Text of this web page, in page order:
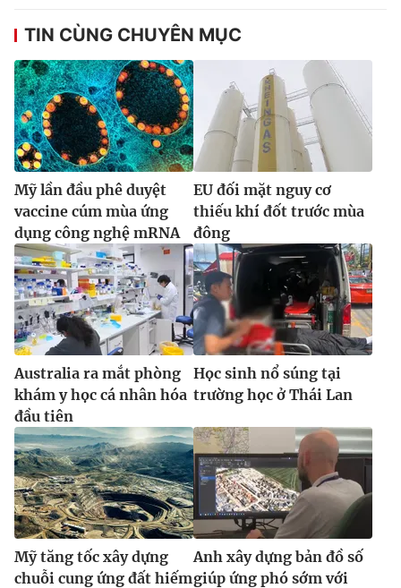
TIN CÙNG CHUYÊN MỤC
Mỹ lần đầu phê duyệt
vaccine cúm mùa ứng
dụng công nghệ mRNA
EU đối mặt nguy cơ
thiếu khí đốt trước mùa
đông
Australia ra mắt phòng
khám y học cá nhân hóa
đầu tiên
Học sinh nổ súng tại
trường học ở Thái Lan
Mỹ tăng tốc xây dựng
chuỗi cung ứng đất hiếm
Anh xây dựng bản đồ số
giúp ứng phó sớm với